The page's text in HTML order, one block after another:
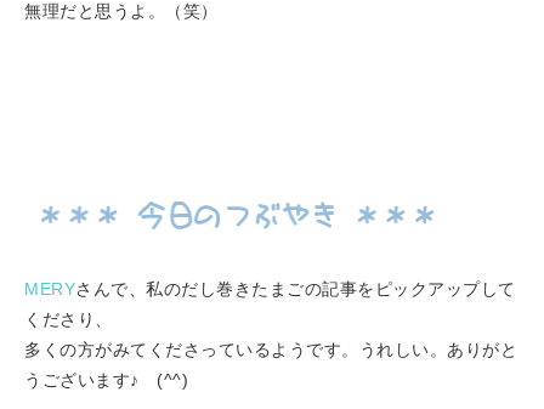
無理だと思うよ。（笑）
MERYさんで、私のだし巻きたまごの記事をピックアップして
くださり、
多くの方がみてくださっているようです。うれしい。ありがと
うございます♪ (^^)